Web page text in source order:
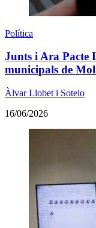
Política
Junts i Ara Pacte
municipals de
Àlvar Llobet i Sotelo
16/06/2026